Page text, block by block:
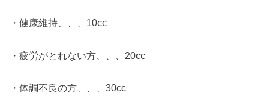
・健康維持、、、10cc
・疲労がとれない方、、、20cc
・体調不良の方、、、30cc